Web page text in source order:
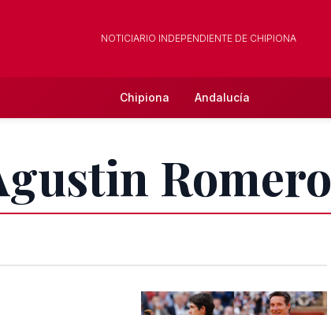
NOTICIARIO INDEPENDIENTE DE CHIPIONA
Chipiona Andalucía
Romero